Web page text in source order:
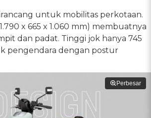
untuk mobilitas perkotaan.
x 665 x 1.060 mm) membuatnya
dan padat. Tinggi jok hanya 745
pengendara dengan postur
Perbesar